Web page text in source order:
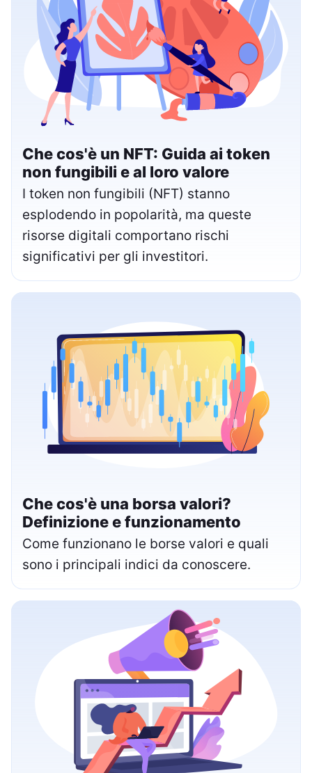
Che cos'è un NFT: Guida ai token
non fungibili e al loro valore
I token non fungibili (NFT) stanno
esplodendo in popolarità, ma queste
risorse digitali comportano rischi
significativi per gli investitori.
Che cos'è una borsa valori?
Definizione e funzionamento
Come funzionano le borse valori e quali
sono i principali indici da conoscere.